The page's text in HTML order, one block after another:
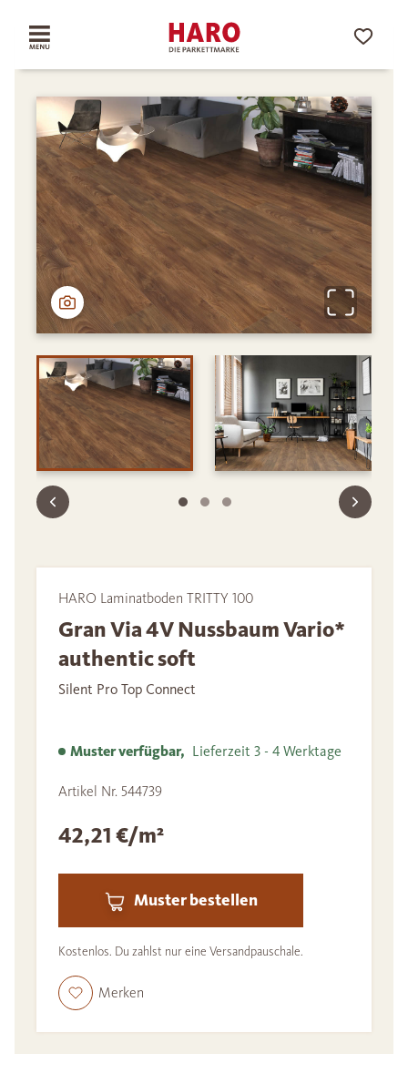
HARO Laminatboden TRITTY 100
Gran Via 4V Nussbaum Vario*
authentic soft
Silent Pro Top Connect
Muster verfügbar, Lieferzeit 3 - 4 Werktage
Artikel Nr. 544739
42,21 €/m²
Muster bestellen
Kostenlos. Du zahlst nur eine Versandpauschale.
Merken